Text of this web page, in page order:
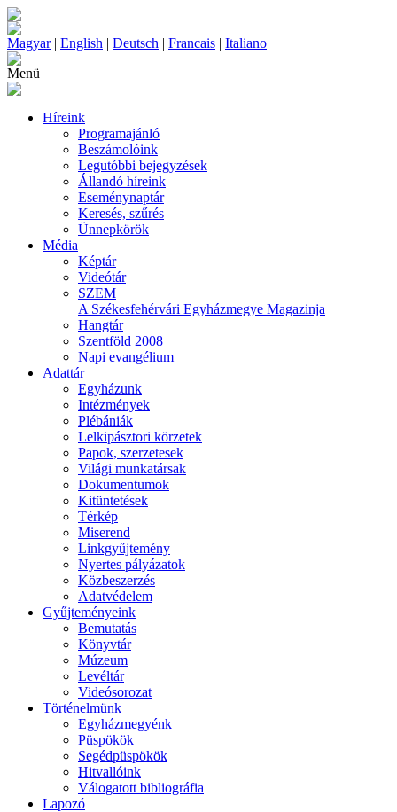
Magyar| English | Deutsch | Francais | Italiano
Menü
Híreink
Programajánló
Beszámolóink
Legutóbbi bejegyzések
Állandó híreink
Eseménynaptár
Keresés, szűrés
Ünnepkörök
Média
Képtár
Videótár
SZEM
A Székesfehérvári Egyházmegye Magazinja
Hangtár
Szentföld 2008
Napi evangélium
Adattár
Egyházunk
Intézmények
Plébániák
Lelkipásztori körzetek
Papok, szerzetesek
Világi munkatársak
Dokumentumok
Kitüntetések
Térkép
Miserend
Linkgyűjtemény
Nyertes pályázatok
Közbeszerzés
Adatvédelem
Gyűjteményeink
Bemutatás
Könyvtár
Múzeum
Levéltár
Videósorozat
Történelmünk
Egyházmegyénk
Püspökök
Segédpüspökök
Hitvallóink
Válogatott bibliográfia
Lapozó